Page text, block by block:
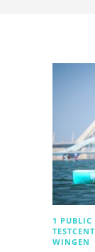
1 PUBLIC
WINGEN